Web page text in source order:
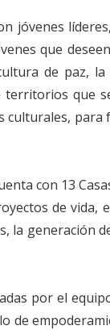
jóvenes
que
de paz,
que
culturales, para
con 13
de vida,
la generación
por el
de